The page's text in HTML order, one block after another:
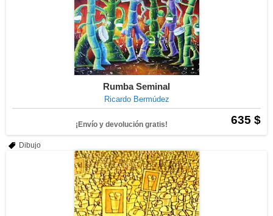
Rumba Seminal
Ricardo Bermúdez
635 $
¡Envío y devolución gratis!
Dibujo